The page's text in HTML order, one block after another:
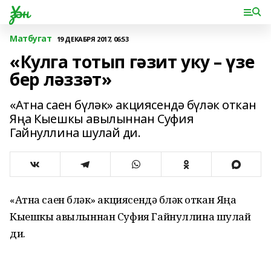
Үзән
Матбугат 19 ДЕКАБРЯ 2017, 06:53
«Кулга тотып гәзит уку – үзе
бер ләззәт»
«Атна саен бүләк» акциясендә бүләк откан
Яңа Кыешкы авылыннан Суфия
Гайнуллина шулай ди.
«Атна саен бүләк» акциясендә бүләк откан Яңа
Кыешкы авылыннан Суфия Гайнуллина шулай
ди.